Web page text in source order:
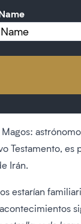
Magos:
Testamento,
Irán.
estarían